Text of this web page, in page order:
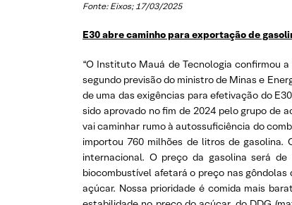
Fonte: Eixos; 17/03/2025
E30 abre caminho para exportação de
“O Instituto Mauá de Tecnologia confirmou
segundo previsão do ministro de Minas e
de uma das exigências para efetivação do
sido aprovado no fim de 2024 pelo grupo de
vai caminhar rumo à autossuficiência do
importou 760 milhões de litros de gasolina.
internacional. O preço da gasolina será
biocombustível afetará o preço nas
açúcar. Nossa prioridade é comida mais